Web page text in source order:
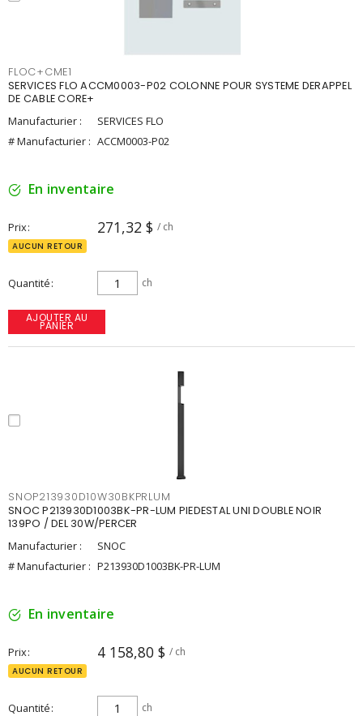
FLOC+CME1
SERVICES FLO ACCM0003-P02 COLONNE POUR SYSTEME DERAPPEL
DE CABLE CORE+
Manufacturier :
SERVICES FLO
# Manufacturier : ACCM0003-P02
En inventaire
Prix 271,32 $ / ch
AUCUN RETOUR
Quantité ch
AJOUTER AU
PANIER
SNOP213930D10W30BKPRLUM
SNOC P213930D1003BK-PR-LUM PIEDESTAL UNI DOUBLE NOIR
139PO / DEL 30W/PERCER
Manufacturier :
SNOC
# Manufacturier : P213930D1003BK-PR-LUM
En inventaire
Prix 4 158,80 $ / ch
AUCUN RETOUR
Quantité ch